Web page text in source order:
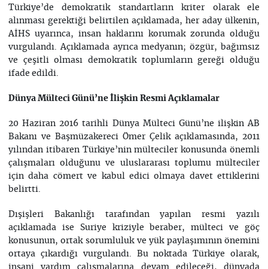
Türkiye’de demokratik standartların kriter olarak ele
alınması gerektiği belirtilen açıklamada, her aday ülkenin,
AİHS uyarınca, insan haklarını korumak zorunda olduğu
vurgulandı. Açıklamada ayrıca medyanın; özgür, bağımsız
ve çeşitli olması demokratik toplumların gereği olduğu
ifade edildi.
Dünya Mülteci Günü’ne İlişkin Resmi Açıklamalar
20 Haziran 2016 tarihli Dünya Mülteci Günü’ne ilişkin AB
Bakanı ve Başmüzakereci Ömer Çelik açıklamasında, 2011
yılından itibaren Türkiye’nin mülteciler konusunda önemli
çalışmaları olduğunu ve uluslararası toplumu mülteciler
için daha cömert ve kabul edici olmaya davet ettiklerini
belirtti.
Dışişleri Bakanlığı tarafından yapılan resmi yazılı
açıklamada ise Suriye kriziyle beraber, mülteci ve göç
konusunun, ortak sorumluluk ve yük paylaşımının önemini
ortaya çıkardığı vurgulandı. Bu noktada Türkiye olarak,